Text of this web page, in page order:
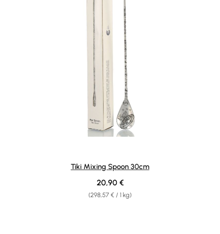
Tiki Mixing Spoon 30cm
(298,57 € / 1 kg)
Regular price:
20,90 €